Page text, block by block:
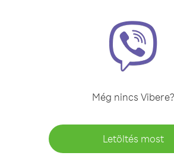
Még nincs Vibere?
Letöltés most